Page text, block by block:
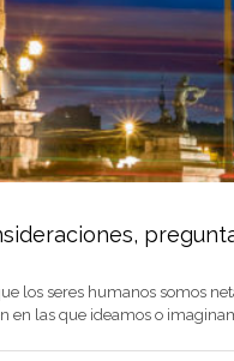
los seres humanos somos
las que ideamos o